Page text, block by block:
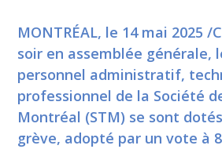
MONTRÉAL, le 14 mai 2025 /
soir en assemblée générale,
personnel administratif,
professionnel de la Société
Montréal (STM) se sont
grève, adopté par un vote à